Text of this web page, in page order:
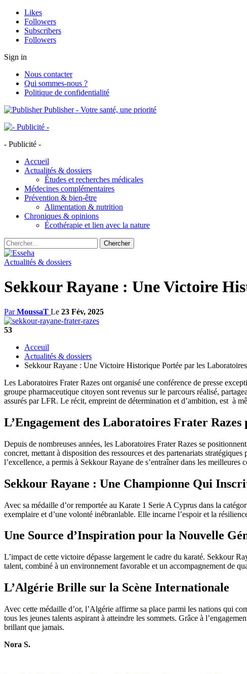
Likes
Followers
Subscribers
Followers
Sign in
Nous contacter
Qui sommes-nous ?
Politique de confidentialité
Publisher - Votre santé, une priorité
- Publicité -
Accueil
Actualités & dossiers
Études et recherches médicales
Médecines complémentaires
Prévention & bien-être
Alimentation & nutrition
Chroniques & opinions
Écothérapie et lien avec la nature
Actualités & dossiers
Sekkour Rayane : Une Victoire
ParMoussaT Le 23 Fév, 2025
53
Acceuil
Actualités & dossiers
Sekkour Rayane : Une Victoire Historique Portée par les
Les Laboratoires Frater Razes ont organisé une conférence de presse
groupe pharmaceutique citoyen sont revenus sur le parcours réalisé,
assurés par LFR. Le récit, empreint de détermination et d’ambition, est à
L’Engagement des Laboratoires Frater
Depuis de nombreuses années, les Laboratoires Frater Razes se
concret, mettant à disposition des ressources et des partenariats
l’excellence, a permis à Sekkour Rayane de s’entraîner dans les meilleures
Sekkour Rayane : Une Championne Qui
Avec sa médaille d’or remportée au Karate 1 Serie A Cyprus dans la
exemplaire et d’une volonté inébranlable. Elle incarne l’espoir et la
Une Source d’Inspiration pour la Nouvelle
L’impact de cette victoire dépasse largement le cadre du karaté. Sekkour
talent, combiné à un environnement favorable et un accompagnement de
L’Algérie Brille sur la Scène Internationale
Avec cette médaille d’or, l’Algérie affirme sa place parmi les nations qui
tous les jeunes talents aspirant à atteindre les sommets. Grâce à
brillant que jamais.
Nora S.